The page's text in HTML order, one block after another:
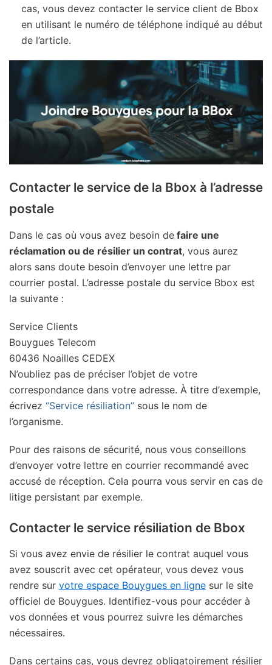
cas, vous devez contacter le service client de Bbox
en utilisant le numéro de téléphone indiqué au début
de l’article.
Contacter le service de la Bbox à l’adresse
postale
Dans le cas où vous avez besoin de faire une
réclamation ou de résilier un contrat, vous aurez
alors sans doute besoin d’envoyer une lettre par
courrier postal. L’adresse postale du service Bbox est
la suivante :
Service Clients
Bouygues Telecom
60436 Noailles CEDEX
N’oubliez pas de préciser l’objet de votre
correspondance dans votre adresse. À titre d’exemple,
écrivez “Service résiliation” sous le nom de
l’organisme.
Pour des raisons de sécurité, nous vous conseillons
d’envoyer votre lettre en courrier recommandé avec
accusé de réception. Cela pourra vous servir en cas de
litige persistant par exemple.
Contacter le service résiliation de Bbox
Si vous avez envie de résilier le contrat auquel vous
avez souscrit avec cet opérateur, vous devez vous
rendre sur votre espace Bouygues en ligne sur le site
officiel de Bouygues. Identifiez-vous pour accéder à
vos données et vous pourrez suivre les démarches
nécessaires.
Dans certains cas, vous devrez obligatoirement résilier